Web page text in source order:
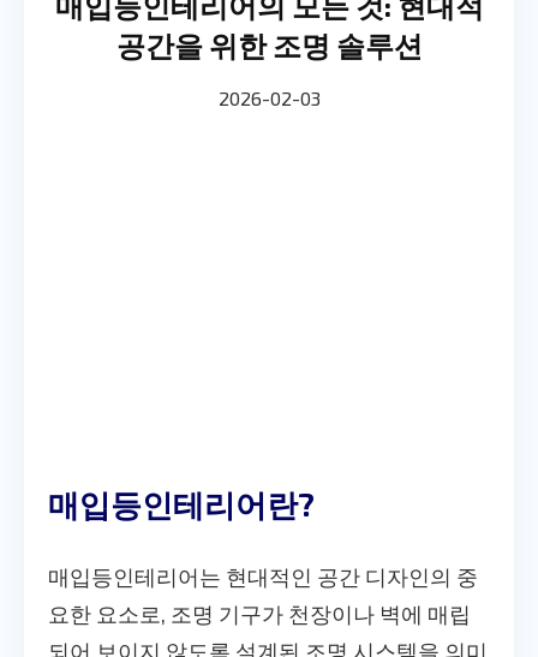
공간을 위한 조명 솔루션
2026-02-03
매입등인테리어란?
매입등인테리어는 현대적인 공간 디자인의 중
요한 요소로, 조명 기구가 천장이나 벽에 매립
되어 보이지 않도록 설계된 조명 시스템을 의미